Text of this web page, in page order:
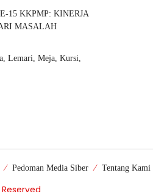
15 KKPMP: KINERJA
MASALAH
Lemari, Meja, Kursi,
Pedoman Media Siber Tentang Kami